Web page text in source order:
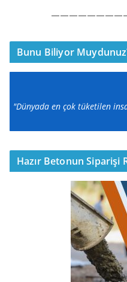
Bunu Biliyor
"Dünyada en çok tüketilen
Hazır Betonun Siparişi